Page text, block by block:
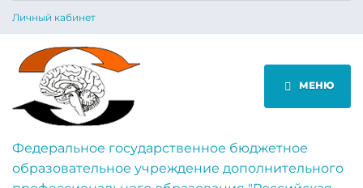
Личный кабинет
МЕНЮ
Федеральное государственное бюджетное
образовательное учреждение дополнительного